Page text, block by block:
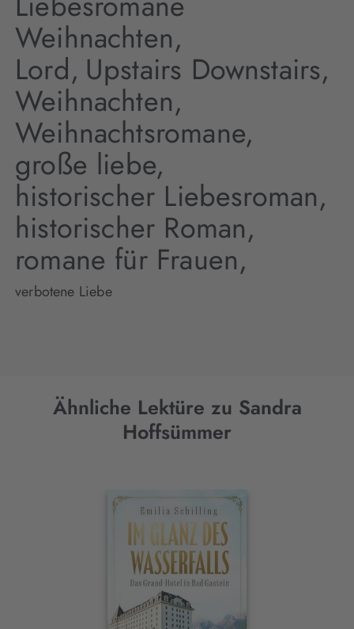
Weihnachten,
Lord, Upstairs Downstairs,
Weihnachten,
Weihnachtsromane,
große liebe,
historischer Liebesroman,
historischer Roman,
romane für Frauen,
verbotene Liebe
Ähnliche Lektüre zu Sandra
Hoffsümmer